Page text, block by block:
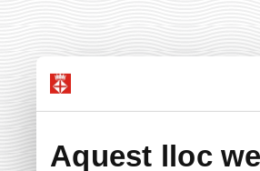
Aquest lloc